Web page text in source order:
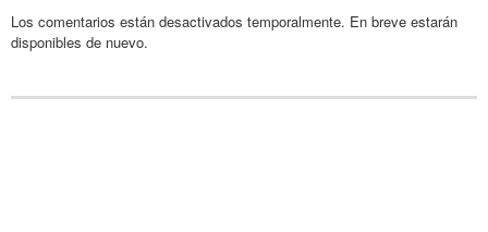
Los comentarios están desactivados temporalmente. En breve estarán
disponibles de nuevo.